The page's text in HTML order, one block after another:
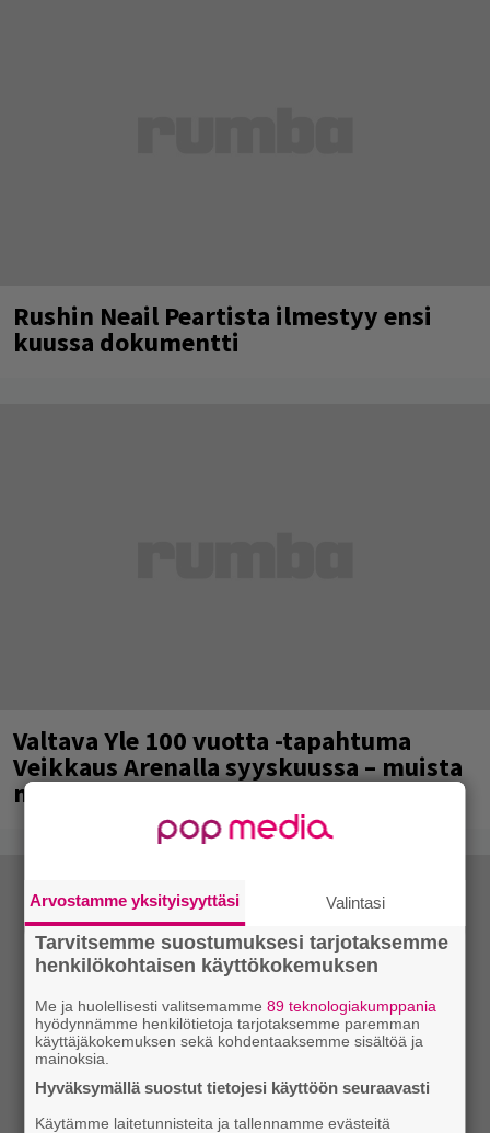
Rushin Neail Peartista ilmestyy ensi
kuussa dokumentti
Valtava Yle 100 vuotta -tapahtuma
Veikkaus Arenalla syyskuussa – muista
myös metalliklassikot-konsertti
Arvostamme yksityisyyttäsi Valintasi
Tarvitsemme suostumuksesi tarjotaksemme
henkilökohtaisen käyttökokemuksen
Me ja huolellisesti valitsemamme89 teknologiakumppania
hyödynnämme henkilötietoja tarjotaksemme paremman
käyttäjäkokemuksen sekä kohdentaaksemme sisältöä ja
mainoksia.
Hyväksymällä suostut tietojesi käyttöön seuraavasti
Käytämme laitetunnisteita ja tallennamme evästeitä